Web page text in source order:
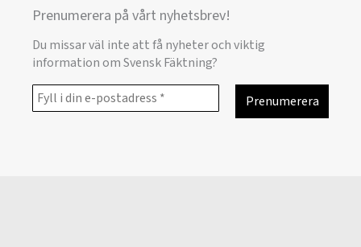
Prenumerera på vårt nyhetsbrev!
Du missar väl inte att få nyheter och viktig
information om Svensk Fäktning?